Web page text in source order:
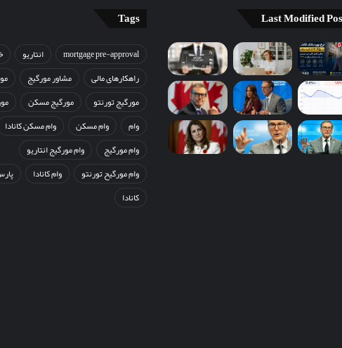
Last Modified
Tags
mortgage pre-approval انتاریو
راهکارهای مالی
مشاور مورگیج
مورگیج تورنتو
مورگیج مسکن
وام
وام مسکن
وام مسکن کانادا
وام مورگیج
وام مورگیج انتاریو
وام مورگیح تورنتو
وام کانادا
کانادا